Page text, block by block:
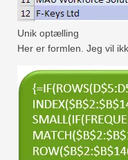
Unik optælling
Her er formlen. Jeg vil